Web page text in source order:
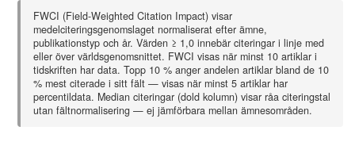
20
Fire and Materials
21
Geography
22
History of Education
23
Information, Communication and Society
FWCI (Field-Weighted Citation Impact) visar
medelciteringsgenomslaget normaliserat efter ämne,
publikationstyp och år. Värden ≥ 1,0 innebär citeringar i linje med
eller över världsgenomsnittet. FWCI visas när minst 10 artiklar i
tidskriften har data. Topp 10 % anger andelen artiklar bland de 10
% mest citerade i sitt fält — visas när minst 5 artiklar har
percentildata. Median citeringar (dold kolumn) visar råa citeringstal
utan fältnormalisering — ej jämförbara mellan ämnesområden.